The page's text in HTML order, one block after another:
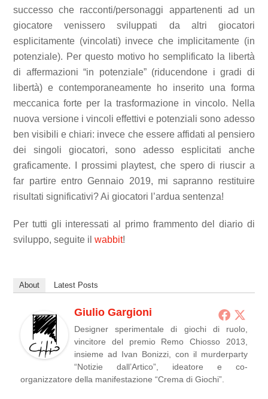
successo che racconti/personaggi appartenenti ad un
giocatore venissero sviluppati da altri giocatori
esplicitamente (vincolati) invece che implicitamente (in
potenziale). Per questo motivo ho semplificato la libertà
di affermazioni “in potenziale” (riducendone i gradi di
libertà) e contemporaneamente ho inserito una forma
meccanica forte per la trasformazione in vincolo. Nella
nuova versione i vincoli effettivi e potenziali sono adesso
ben visibili e chiari: invece che essere affidati al pensiero
dei singoli giocatori, sono adesso esplicitati anche
graficamente. I prossimi playtest, che spero di riuscir a
far partire entro Gennaio 2019, mi sapranno restituire
risultati significativi? Ai giocatori l’ardua sentenza!
Per tutti gli interessati al primo frammento del diario di
sviluppo, seguite ilwabbit!
About Latest Posts
Giulio Gargioni
Designer sperimentale di giochi di ruolo,
vincitore del premio Remo Chiosso 2013,
insieme ad Ivan Bonizzi, con il murderparty
“Notizie dall’Artico”, ideatore e co-
organizzatore della manifestazione “Crema di Giochi”.